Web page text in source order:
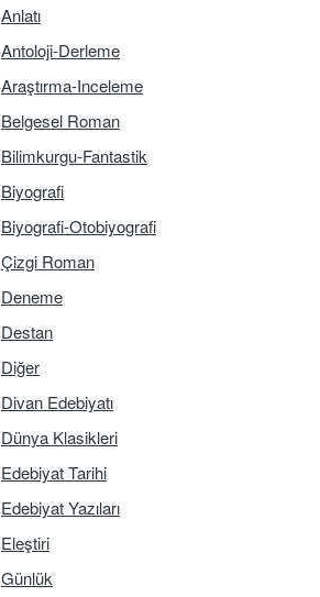
Anlatı
Antoloji-Derleme
Araştırma-Inceleme
Belgesel Roman
Bilimkurgu-Fantastik
Biyografi
Biyografi-Otobiyografi
Çizgi Roman
Deneme
Destan
Diğer
Divan Edebiyatı
Dünya Klasikleri
Edebiyat Tarihi
Edebiyat Yazıları
Eleştiri
Günlük